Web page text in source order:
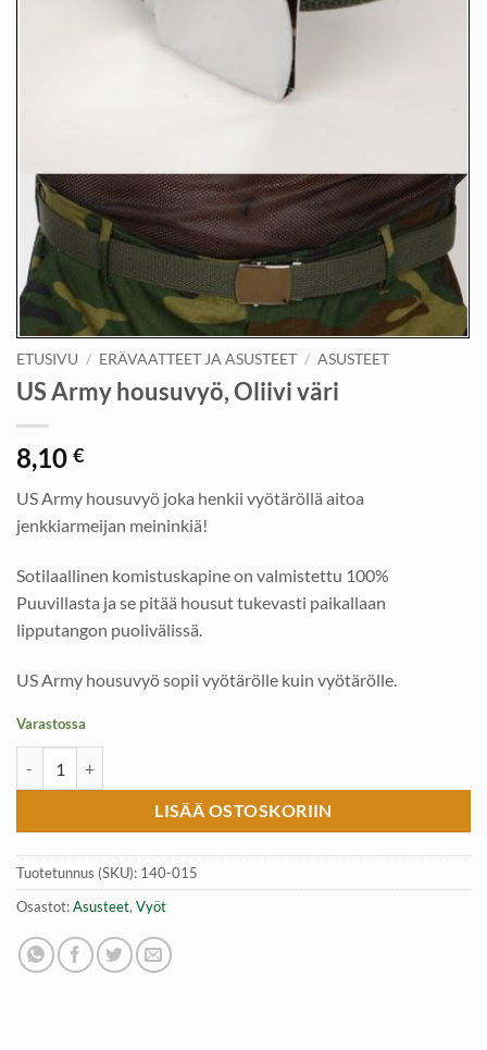
ETUSIVU / ERÄVAATTEET JA ASUSTEET / ASUSTEET
US Army housuvyö, Oliivi väri
8,10 €
US Army housuvyö joka henkii vyötäröllä aitoa
jenkkiarmeijan meininkiä!
Sotilaallinen komistuskapine on valmistettu 100%
Puuvillasta ja se pitää housut tukevasti paikallaan
lipputangon puolivälissä.
US Army housuvyö sopii vyötärölle kuin vyötärölle.
Varastossa
LISÄÄ OSTOSKORIIN
Tuotetunnus (SKU): 140-015
Osastot:Asusteet, Vyöt